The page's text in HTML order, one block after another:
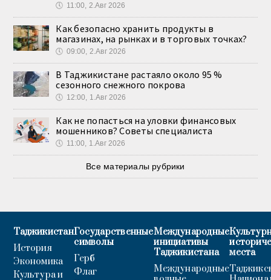
🕔 11:00, 2.Авг 2026
Как безопасно хранить продукты в
магазинах, на рынках и в торговых точках?
🕔 09:00, 2.Авг 2026
В Таджикистане растаяло около 95 %
сезонного снежного покрова
🕔 12:00, 1.Авг 2026
Как не попасться на уловки финансовых
мошенников? Советы специалиста
🕔 11:00, 1.Авг 2026
Все материалы рубрики
Таджикистан
История
Экономика
Культура и
Государственные
символы
Герб
Флаг
Международные
инициативы
Таджикистана
Международные
места